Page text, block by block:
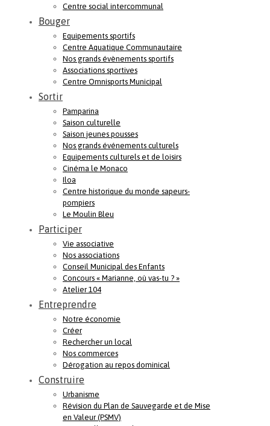
Centre social intercommunal
Bouger
Equipements sportifs
Centre Aquatique Communautaire
Nos grands évènements sportifs
Associations sportives
Centre Omnisports Municipal
Sortir
Pamparina
Saison culturelle
Saison jeunes pousses
Nos grands événements culturels
Equipements culturels et de loisirs
Cinéma le Monaco
Iloa
Centre historique du monde sapeurs-
pompiers
Le Moulin Bleu
Participer
Vie associative
Nos associations
Conseil Municipal des Enfants
Concours « Marianne, où vas-tu ? »
Atelier 104
Entreprendre
Notre économie
Créer
Rechercher un local
Nos commerces
Dérogation au repos dominical
Construire
Urbanisme
Révision du Plan de Sauvegarde et de Mise
en Valeur (PSMV)